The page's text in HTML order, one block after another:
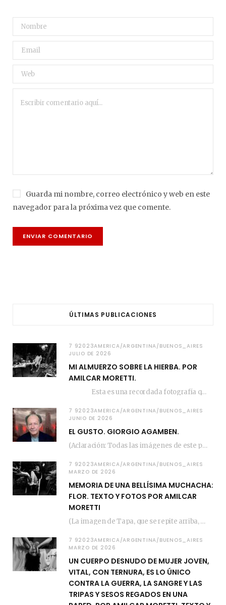
Guarda mi nombre, correo electrónico y web en este
navegador para la próxima vez que comente.
ÚLTIMAS PUBLICACIONES
7 92023AMERICA/ARGENTINA/BUENOS_AIRES
JULIO DE 2026
MI ALMUERZO SOBRE LA HIERBA. POR
AMILCAR MORETTI.
Esta es una recordada fotografía que registré…
7 92023AMERICA/ARGENTINA/BUENOS_AIRES
JUNIO DE 2026
EL GUSTO. GIORGIO AGAMBEN.
(Aclaración: Todas las imágenes de este posteo fueron tomadas de Bloghemia.com, y todos los…
7 92023AMERICA/ARGENTINA/BUENOS_AIRES
MARZO DE 2026
MEMORIA DE UNA BELLÍSIMA MUCHACHA:
FLOR. TEXTO Y FOTOS POR AMILCAR
MORETTI
(La imagen de Tapa, que se repite arriba, fue compuesta por Amilcar Moretti el viernes…
7 92023AMERICA/ARGENTINA/BUENOS_AIRES
MARZO DE 2026
UN CUERPO DESNUDO DE MUJER JOVEN,
VITAL, CON TERNURA, ES LO ÚNICO
CONTRA LA GUERRA, LA SANGRE Y LAS
TRIPAS Y SESOS REGADOS EN UNA